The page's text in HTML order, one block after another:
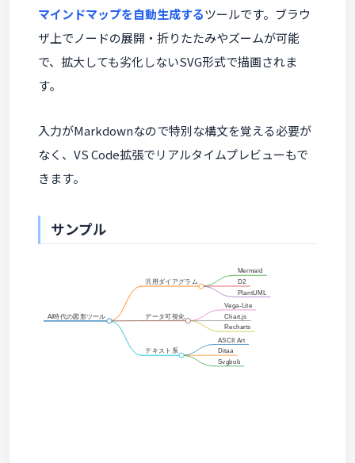
マインドマップを自動生成するツールです。ブラウ
ザ上でノードの展開・折りたたみやズームが可能
で、拡大しても劣化しないSVG形式で描画されま
す。
入力がMarkdownなので特別な構文を覚える必要が
なく、VS Code拡張でリアルタイムプレビューもで
きます。
サンプル
Mermaid
D2
PlantUML
汎用ダイアグラム
Vega-Lite
Chart.js
Recharts
データ可視化
ASCII Art
Ditaa
Svgbob
テキスト系
AI時代の図形ツール